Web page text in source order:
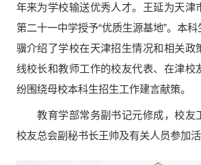
年来为学校输送优秀人才。王延为天津
第二十一中学授予“优质生源基地”。本
骥介绍了学校在天津招生情况和相关政
线校长和教师工作的校友代表、在津校
纷围绕母校本科生招生工作建言献策。
教育学部常务副书记元修成，校友工
校友总会副秘书长王帅及有关人员参加活